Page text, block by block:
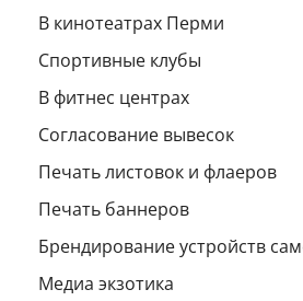
В кинотеатрах Перми
Спортивные клубы
В фитнес центрах
Согласование вывесок
Печать листовок и флаеров
Печать баннеров
Брендирование устройств
Медиа экзотика